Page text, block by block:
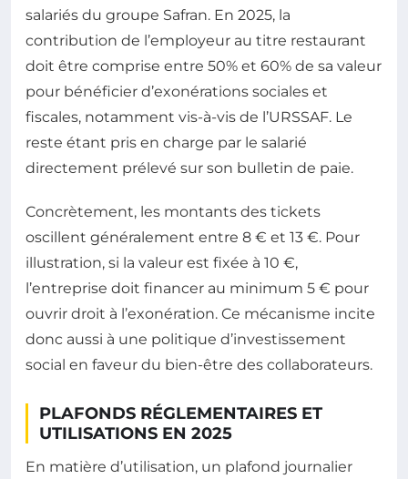
salariés du groupe Safran. En 2025, la
contribution de l’employeur au titre restaurant
doit être comprise entre 50% et 60% de sa valeur
pour bénéficier d’exonérations sociales et
fiscales, notamment vis-à-vis de l’URSSAF. Le
reste étant pris en charge par le salarié
directement prélevé sur son bulletin de paie.
Concrètement, les montants des tickets
oscillent généralement entre 8 € et 13 €. Pour
illustration, si la valeur est fixée à 10 €,
l’entreprise doit financer au minimum 5 € pour
ouvrir droit à l’exonération. Ce mécanisme incite
donc aussi à une politique d’investissement
social en faveur du bien-être des collaborateurs.
PLAFONDS RÉGLEMENTAIRES ET
UTILISATIONS EN 2025
En matière d’utilisation, un plafond journalier